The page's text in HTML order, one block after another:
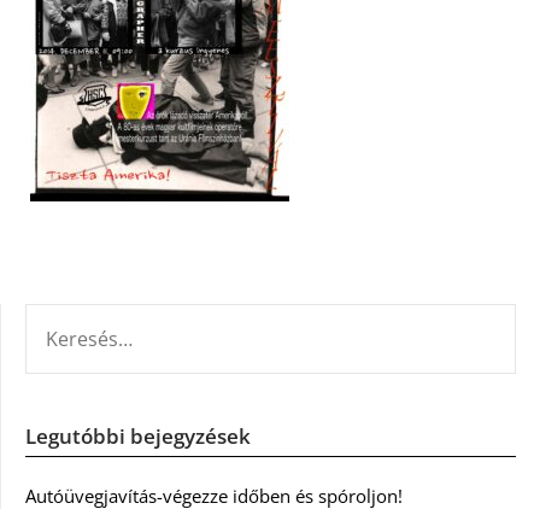
Legutóbbi bejegyzések
Autóüvegjavítás-végezze időben és spóroljon!